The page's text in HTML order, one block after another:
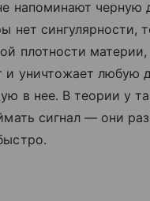
напоминают черную
нет сингулярности,
плотности
и уничтожает любую
в нее. В теории у
сигнал — они